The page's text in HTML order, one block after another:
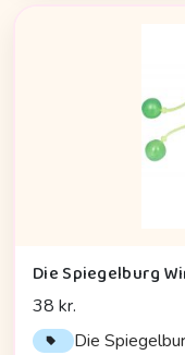
Die Spiegelburg
38 kr.
Die